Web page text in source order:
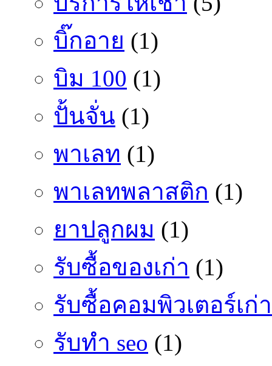
บิ๊กอาย (1)
บิม 100 (1)
ปั้นจั่น (1)
พาเลท (1)
พาเลทพลาสติก (1)
ยาปลูกผม (1)
รับซื้อของเก่า (1)
รับซื้อคอมพิวเตอร์เก่า
รับทำ seo (1)